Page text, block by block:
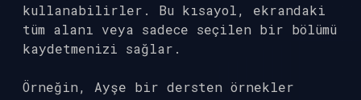
kullanabilirler. Bu kısayol, ekrandaki
tüm alanı veya sadece seçilen bir bölümü
kaydetmenizi sağlar.
Örneğin, Ayşe bir dersten örnekler